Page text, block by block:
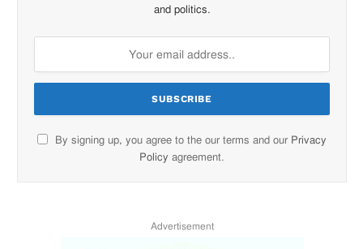
and politics.
By signing up, you agree to the our terms and our Privacy
Policy agreement.
Advertisement